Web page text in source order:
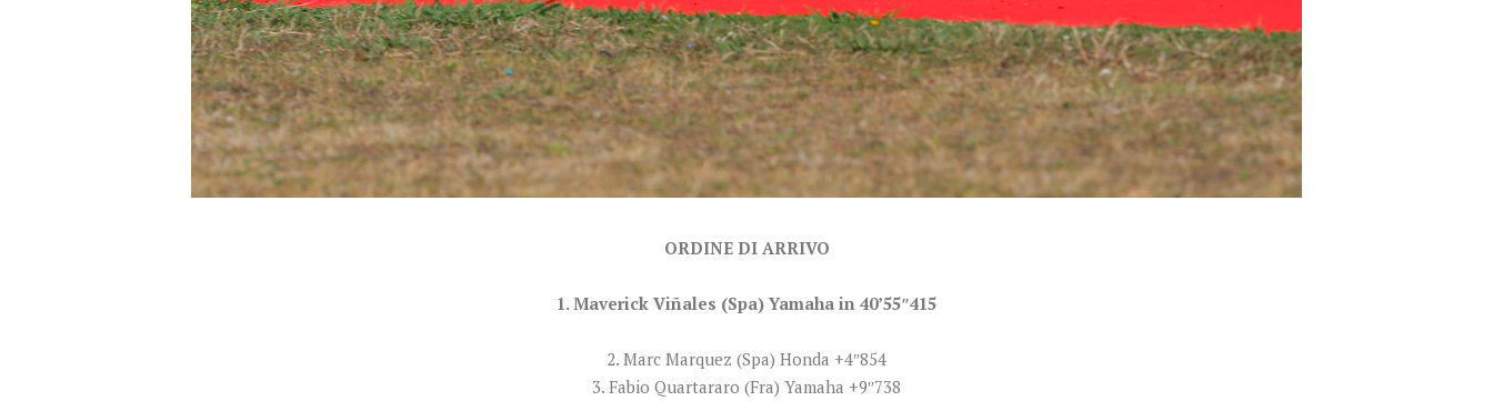
ORDINE DI ARRIVO
1. Maverick Viñales (Spa) Yamaha in 40’55″415
2. Marc Marquez (Spa) Honda +4″854
3. Fabio Quartararo (Fra) Yamaha +9″738